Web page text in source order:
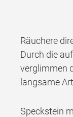
Räuchere
Durch die
verglimmen
langsame
Speckstein